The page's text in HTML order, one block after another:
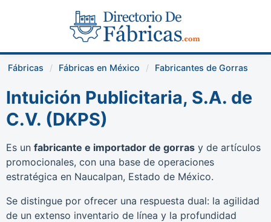
Fábricas Fábricas en México Fabricantes de Gorras
Intuición Publicitaria, S.A. de
C.V. (DKPS)
Es un fabricante e importador de gorras y de artículos
promocionales, con una base de operaciones
estratégica en Naucalpan, Estado de México.
Se distingue por ofrecer una respuesta dual: la agilidad
de un extenso inventario de línea y la profundidad